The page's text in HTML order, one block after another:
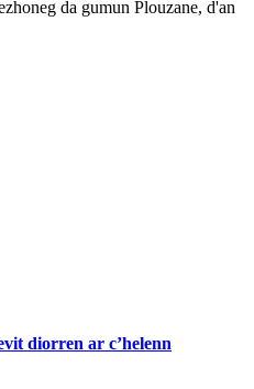
da gumun Plouzane, d'an
diorren ar c’helenn